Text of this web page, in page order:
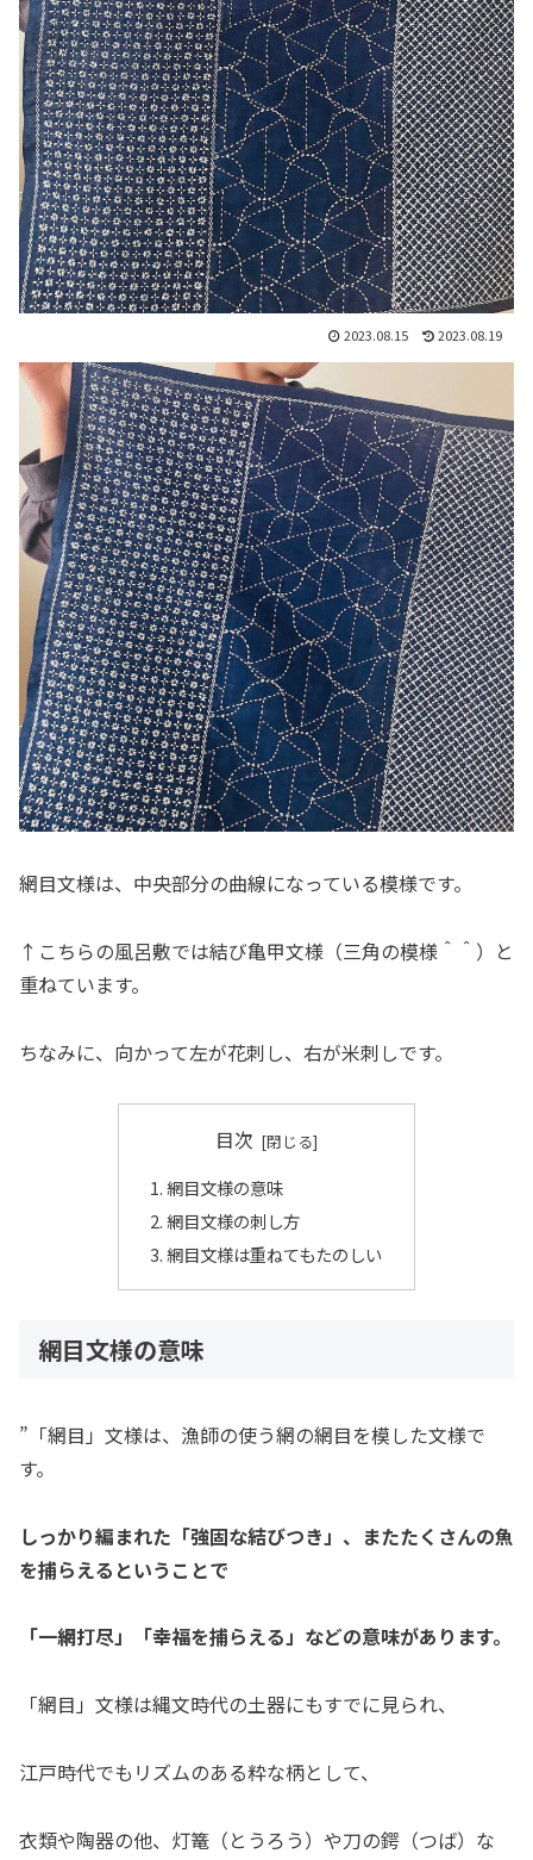
2023.08.15 2023.08.19
網目文様は、中央部分の曲線になっている模様です。
↑こちらの風呂敷では結び亀甲文様（三角の模様＾＾）と
重ねています。
ちなみに、向かって左が花刺し、右が米刺しです。
目次
網目文様の意味
網目文様の刺し方
網目文様は重ねてもたのしい
網目文様の意味
”「網目」文様は、漁師の使う網の網目を模した文様で
す。
しっかり編まれた「強固な結びつき」、またたくさんの魚
を捕らえるということで
「一網打尽」「幸福を捕らえる」などの意味があります。
「網目」文様は縄文時代の土器にもすでに見られ、
江戸時代でもリズムのある粋な柄として、
衣類や陶器の他、灯篭（とうろう）や刀の鍔（つば）な